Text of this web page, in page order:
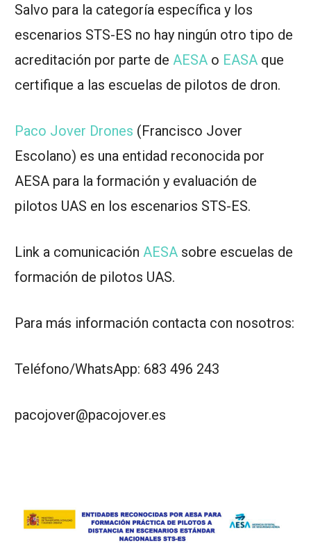
Salvo para la categoría específica y los
escenarios STS-ES no hay ningún otro tipo de
acreditación por parte de AESAo EASAque
certifique a las escuelas de pilotos de dron.
Paco Jover Drones (Francisco Jover
Escolano) es una entidad reconocida por
AESA para la formación y evaluación de
pilotos UAS en los escenarios STS-ES.
Link a comunicación AESAsobre escuelas de
formación de pilotos UAS.
Para más información contacta con nosotros:
Teléfono/WhatsApp: 683 496 243
pacojover@pacojover.es